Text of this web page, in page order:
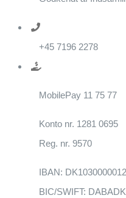
+45 7196 2278
MobilePay 11 75 77
Konto nr. 1281 0695
Reg. nr. 9570
IBAN:
BIC/SWIFT: